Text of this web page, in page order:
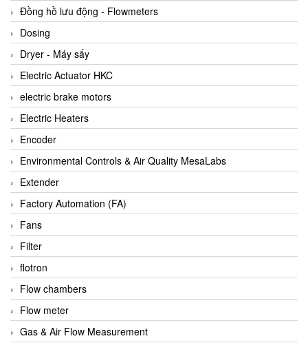
AND Vietnam
ANDERSON-NEGELE
ANDILOG Technologies Vietnam
Anritsu
ANTEC S.A
Antico pumps
Anybus/ HMS
AOBEN
Apex Dynamics Vietnam
Apex Dynamics Vietnam
Apiste
APLISENS VietNam
Apollo Fire
Appleton
AQ Matic
Aqualabo Vietnam
Đồng hồ lưu động - Flowmeters
Dosing
Dryer - Máy sấy
Electric Actuator HKC
electric brake motors
Electric Heaters
Encoder
Environmental Controls & Air Quality MesaLabs
Extender
Factory Automation (FA)
Fans
Filter
flotron
Flow chambers
Flow meter
Gas & Air Flow Measurement